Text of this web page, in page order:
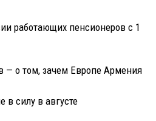
работающих пенсионеров с 1
— о том, зачем Европе Армения
силу в августе